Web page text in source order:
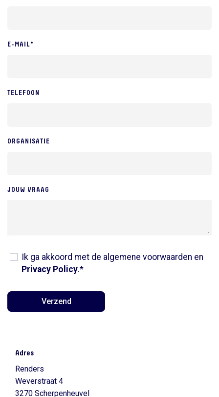
E-MAIL*
TELEFOON
ORGANISATIE
JOUW VRAAG
Ik ga akkoord met de algemene voorwaarden en
Privacy Policy.*
Verzend
Adres
Renders
Weverstraat 4
3270 Scherpenheuvel